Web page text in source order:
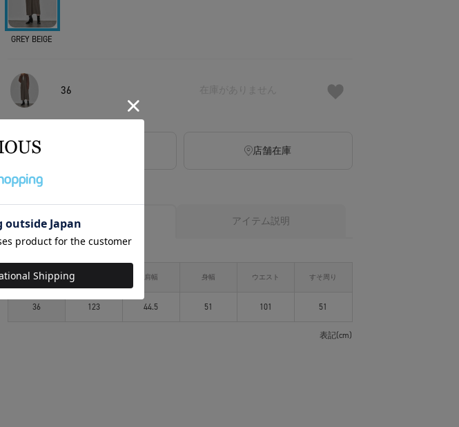
GREY BEIGE
36
店舗在庫
アイテムサイズ アイテム説明
サイズ 肩幅 身幅 ウエスト すそ周り
36 123 44.5 51 101 51
表記(cm)